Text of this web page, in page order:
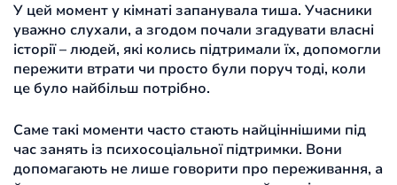
У цей момент у кімнаті запанувала тиша. Учасники
уважно слухали, а згодом почали згадувати власні
історії – людей, які колись підтримали їх, допомогли
пережити втрати чи просто були поруч тоді, коли
це було найбільш потрібно.
Саме такі моменти часто стають найціннішими під
час занять із психосоціальної підтримки. Вони
допомагають не лише говорити про переживання, а